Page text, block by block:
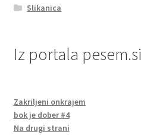
Slikanica
Iz portala pesem.si
Zakriljeni onkrajem
bok je dober #4
Na drugi strani